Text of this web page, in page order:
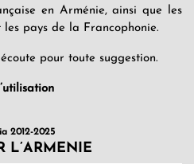
en Arménie, ainsi que les
les pays de la Francophonie.
pour toute suggestion.
2012-2025
L’ARMENIE